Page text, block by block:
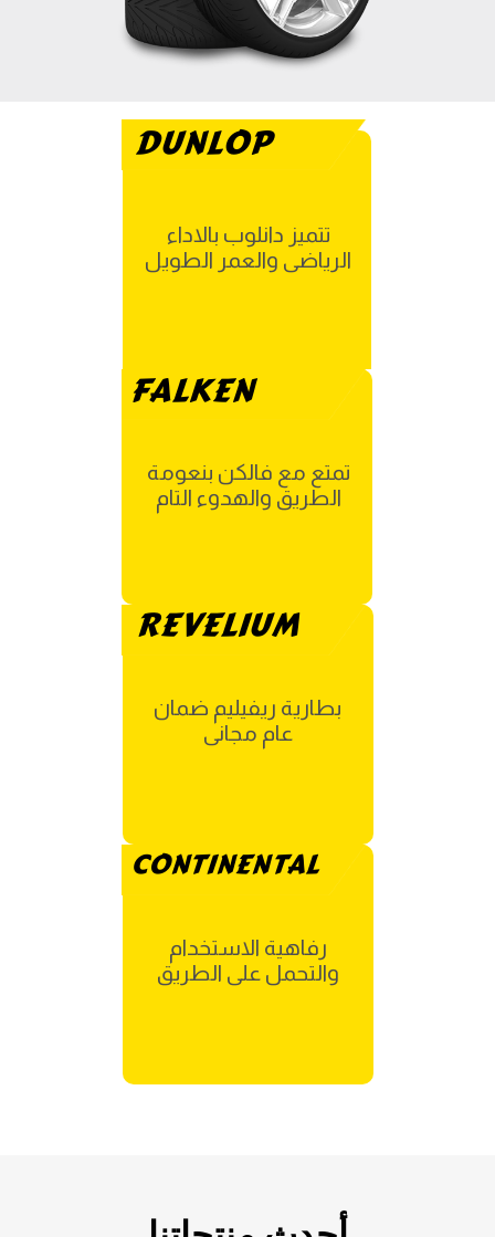
تمتع مع فالكن بنعومة
الطريق والهدوء التام
FALKEN
بطارية ريفيليم ضمان
عام مجانى
REVELIUM
رفاهية الاستخدام
والتحمل على الطريق
CONTINENTAL
تتميز دانلوب بالاداء
الرياضى والعمر الطويل
DUNLOP